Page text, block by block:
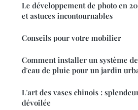
Le développement de photo en
et astuces incontournables
Conseils pour votre mobilier
Comment installer un système
d'eau de pluie pour un jardin
L'art des vases chinois :
dévoilée